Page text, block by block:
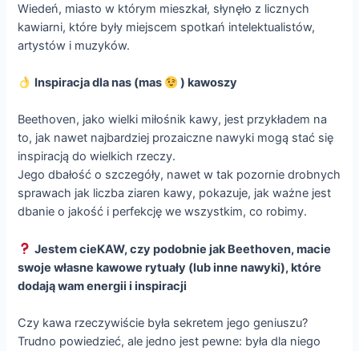
Wiedeń, miasto w którym mieszkał, słynęło z licznych
kawiarni, które były miejscem spotkań intelektualistów,
artystów i muzyków.
Inspiracja dla nas (mas ) kawoszy
Beethoven, jako wielki miłośnik kawy, jest przykładem na
to, jak nawet najbardziej prozaiczne nawyki mogą stać się
inspiracją do wielkich rzeczy.
Jego dbałość o szczegóły, nawet w tak pozornie drobnych
sprawach jak liczba ziaren kawy, pokazuje, jak ważne jest
dbanie o jakość i perfekcję we wszystkim, co robimy.
Jestem cieKAW, czy podobnie jak Beethoven, macie
swoje własne kawowe rytuały (lub inne nawyki), które
dodają wam energii i inspiracji
Czy kawa rzeczywiście była sekretem jego geniuszu?
Trudno powiedzieć, ale jedno jest pewne: była dla niego